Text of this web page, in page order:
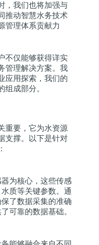
，我们也将加强与
推动智慧水务技术
管理体系贡献力
不仅能够获得详实
管理解决方案。我
应用探索，我们的
组成部分。
重要，它为水资源
支撑。以下是针对
为核心，这些传感
质等关键参数。通
了数据采集的准确
可靠的数据基础。